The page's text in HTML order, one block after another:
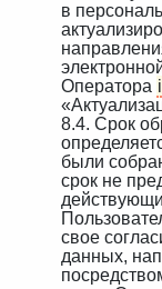
в
Оператора
8.4. Срок
были
срок не
свое
данных,